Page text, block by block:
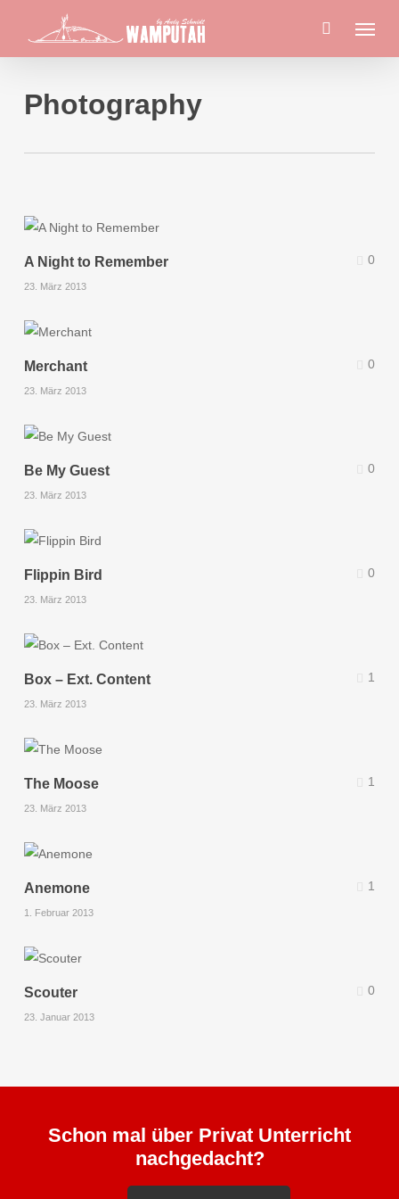
main
Menu
Photography
A Night to Remember
23. März 2013
0
Merchant
23. März 2013
0
Be My Guest
23. März 2013
0
Flippin Bird
23. März 2013
0
Box – Ext. Content
23. März 2013
1
The Moose
23. März 2013
1
Anemone
1. Februar 2013
1
Scouter
23. Januar 2013
0
Schon mal über Privat Unterricht
nachgedacht?